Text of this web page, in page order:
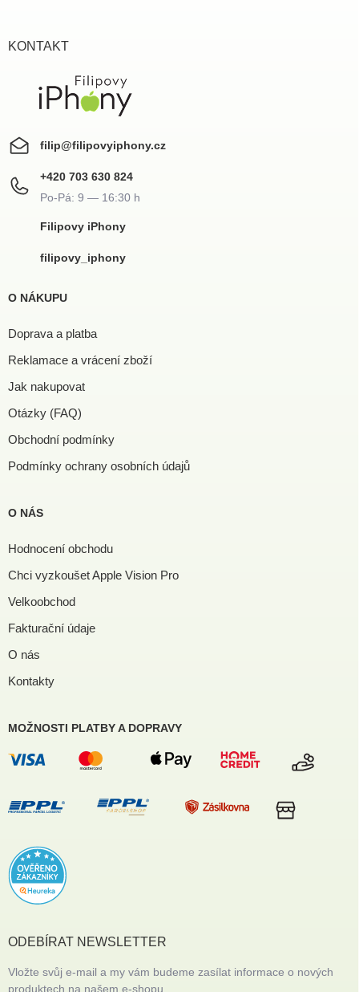
KONTAKT
filip@filipovyiphony.cz
+420 703 630 824
Filipovy iPhony
filipovy_iphony
O NÁKUPU
Doprava a platba
Reklamace a vrácení zboží
Jak nakupovat
Otázky (FAQ)
Obchodní podmínky
Podmínky ochrany osobních údajů
O NÁS
Hodnocení obchodu
Chci vyzkoušet Apple Vision Pro
Velkoobchod
Fakturační údaje
O nás
Kontakty
MOŽNOSTI PLATBY A DOPRAVY
ODEBÍRAT NEWSLETTER
Vložte svůj e-mail a my vám budeme zasílat informace o nových
produktech na našem e-shopu.